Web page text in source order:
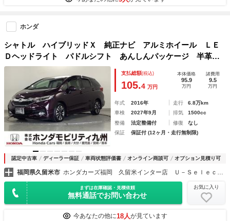
ホンダ
シャトル ハイブリッドＸ 純正ナビ アルミホイール ＬＥ
Ｄヘッドライト パドルシフト あんしんパッケージ 半革
ＢＴ接続 ナビＴＶ Ｒカメラ 横滑り防止機能 オートクル
ーズ キーレスエントリ ＡＵＴＯエアコン スマートキー
支払総額(税込)
105.4 万円
本体価格
95.9
万円
諸費用
9.5
万円
年式 2016年 走行
6.8万km
車検
2027年9月 排気
1500cc
整備
法定整備付 修復
なし
保証
保証付 (12ヶ月・走行無制限)
認定中古車 ディーラー保証 車両状態評価書 オンライン商談可 オプション見積り可
福岡県久留米市 ホンダカーズ福岡 久留米インター店 Ｕ－Ｓｅｌｅｃｔコーナー
まずは在庫確認・見積依頼
無料通話でお問い合わせ
お気に入り
今あなたの他に18人が見ています